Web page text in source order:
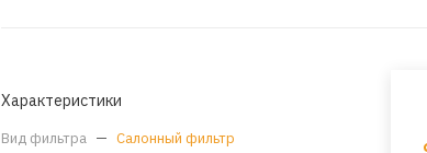
Характеристики
Вид фильтра — Салонный фильтр